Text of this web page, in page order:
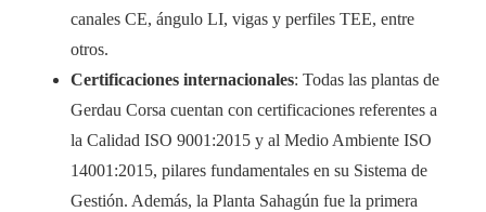
canales CE, ángulo LI, vigas y perfiles TEE, entre
otros. ​
Certificaciones internacionales: Todas las plantas de
Gerdau Corsa cuentan con certificaciones referentes a
la Calidad ISO 9001:2015 y al Medio Ambiente ISO
14001:2015, pilares fundamentales en su Sistema de
Gestión. Además, la Planta Sahagún fue la primera